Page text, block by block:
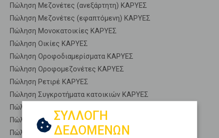
Πώληση Μεζονέτες (ανεξάρτητη) ΚΑΡΥΕΣ
Πώληση Μεζονέτες (εφαπτόμενη) ΚΑΡΥΕΣ
Πώληση Μονοκατοικίες ΚΑΡΥΕΣ
Πώληση Οικίες ΚΑΡΥΕΣ
Πώληση Οροφοδιαμερίσματα ΚΑΡΥΕΣ
Πώληση Οροφομεζονέτες ΚΑΡΥΕΣ
Πώληση Ρετιρέ ΚΑΡΥΕΣ
Πώληση Συγκροτήματα κατοικιών ΚΑΡΥΕΣ
Πώληση Υπόγεια ΚΑΡΥΕΣ
Πώληση Υπόσκαφα ΚΑΡΥΕΣ
Πώληση Υπολ. υψουν ΚΑΡΥΕΣ
ΣΥΛΛΟΓΗ
ΔΕΔΟΜΕΝΩΝ